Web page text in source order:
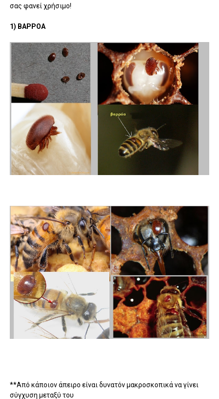
σας φανεί χρήσιμο!
1) ΒΑΡΡΟΑ
**Από κάποιον άπειρο είναι δυνατόν µακροσκοπικά να γίνει
σύγχυση µεταξύ του